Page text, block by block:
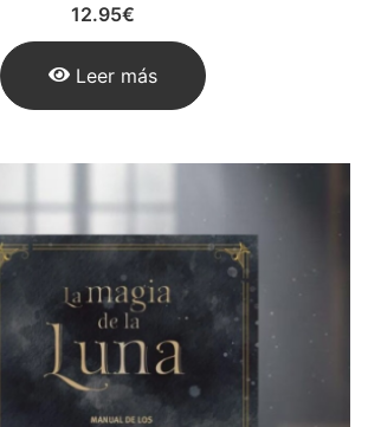
12.95€
Leer más